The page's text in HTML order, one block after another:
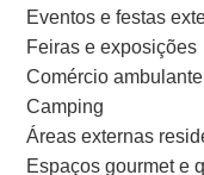
Eventos e festas
Feiras e exposições
Comércio ambulante
Camping
Áreas externas
Espaços gourmet e